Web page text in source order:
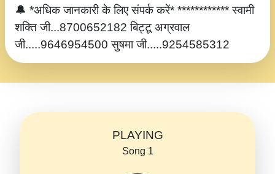
🔔 *अधिक जानकारी के लिए संपर्क करें* ************ स्वामी
शक्ति जी...8700652182 बिट्टू अग्रवाल
जी.....9646954500 सुषमा जी.....9254585312
PLAYING
Song 1